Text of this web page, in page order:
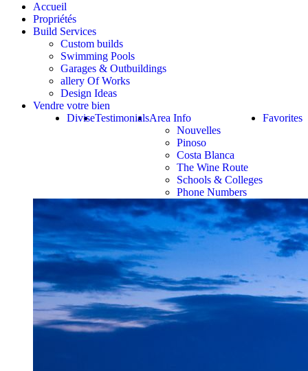
Accueil
Propriétés
Build Services
Custom builds
Swimming Pools
Garages & Outbuildings
allery Of Works
Design Ideas
Vendre votre bien
Favorites
Area Info
Nouvelles
Pinoso
Costa Blanca
The Wine Route
Schools & Colleges
Phone Numbers
Testimonials
Divise